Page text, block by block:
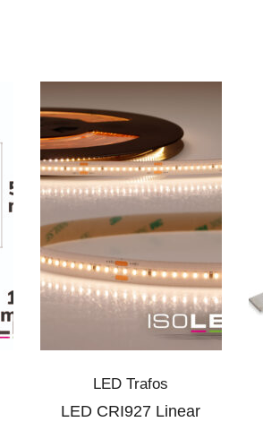
LED Trafos
LED CRI927 Linear